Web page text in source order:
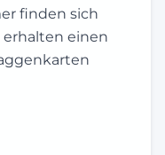
finden sich
einen